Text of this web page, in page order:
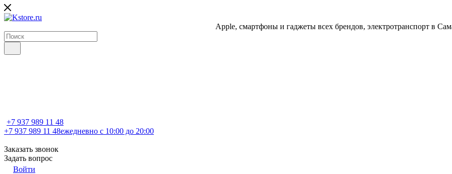
Apple, cмартфоны и гаджеты всех брендов, электротранспорт в
+7 937 989 11 48
+7 937 989 11 48ежедневно с 10:00 до 20:00
Заказать звонок
Задать вопрос
Войти